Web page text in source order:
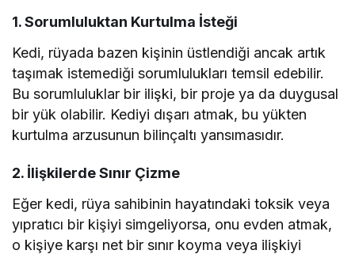
1. Sorumluluktan Kurtulma İsteği
Kedi, rüyada bazen kişinin üstlendiği ancak artık
taşımak istemediği sorumlulukları temsil edebilir.
Bu sorumluluklar bir ilişki, bir proje ya da duygusal
bir yük olabilir. Kediyi dışarı atmak, bu yükten
kurtulma arzusunun bilinçaltı yansımasıdır.
2. İlişkilerde Sınır Çizme
Eğer kedi, rüya sahibinin hayatındaki toksik veya
yıpratıcı bir kişiyi simgeliyorsa, onu evden atmak,
o kişiye karşı net bir sınır koyma veya ilişkiyi